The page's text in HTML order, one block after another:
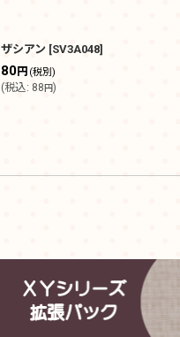
ザシアン [SV3A048]
80円 (税別)
(税込: 88円)